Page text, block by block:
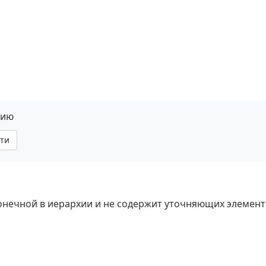
в иерархии и не содержит уточняющих